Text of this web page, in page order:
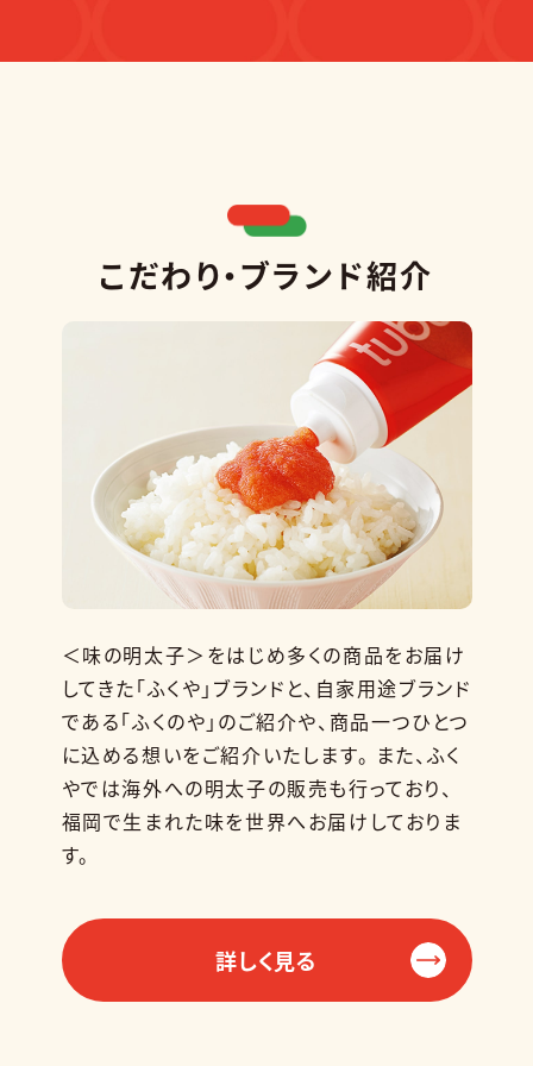
こだわり・ブランド紹介
＜味の明太子＞をはじめ多くの商品をお届け
してきた「ふくや」ブランドと、自家用途ブランド
である「ふくのや」のご紹介や、商品一つひとつ
に込める想いをご紹介いたします。 また、ふく
やでは海外への明太子の販売も行っており、
福岡で生まれた味を世界へお届けしておりま
す。
詳しく見る